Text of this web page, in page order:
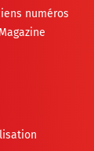
numéros